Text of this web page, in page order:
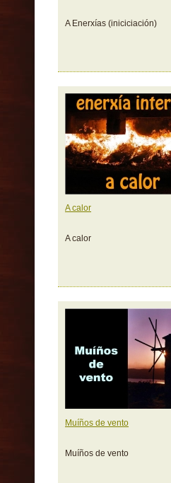
A Enerxías (iniciciación)
A calor
A calor
Muíños de vento
Muíños de vento